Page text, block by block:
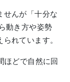
せんが「十分な
動き方や姿勢
れています。
ほどで自然に回